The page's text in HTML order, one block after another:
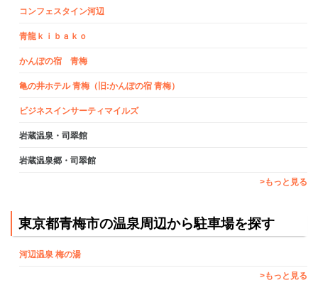
コンフェスタイン河辺
青龍ｋｉｂａｋｏ
かんぽの宿 青梅
亀の井ホテル 青梅（旧:かんぽの宿 青梅）
ビジネスインサーティマイルズ
岩蔵温泉・司翠館
岩蔵温泉郷・司翠館
>もっと見る
東京都青梅市の温泉周辺から駐車場を探す
河辺温泉 梅の湯
>もっと見る